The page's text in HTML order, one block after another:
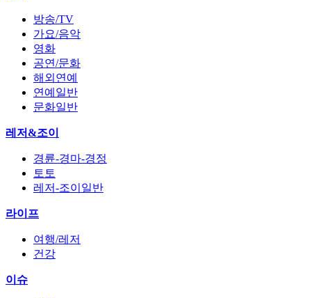
방송/TV
가요/음악
영화
공연/문화
해외연예
연예일반
문화일반
레저&조이
경륜-경마-경정
토토
레저-조이일반
라이프
여행/레저
건강
이슈